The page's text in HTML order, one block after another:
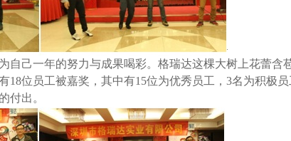
为自己一年的努力与成果喝彩。格瑞达这棵大树上花蕾含
18位员工被嘉奖，其中有15位为优秀员工， 3名为积极
付出。